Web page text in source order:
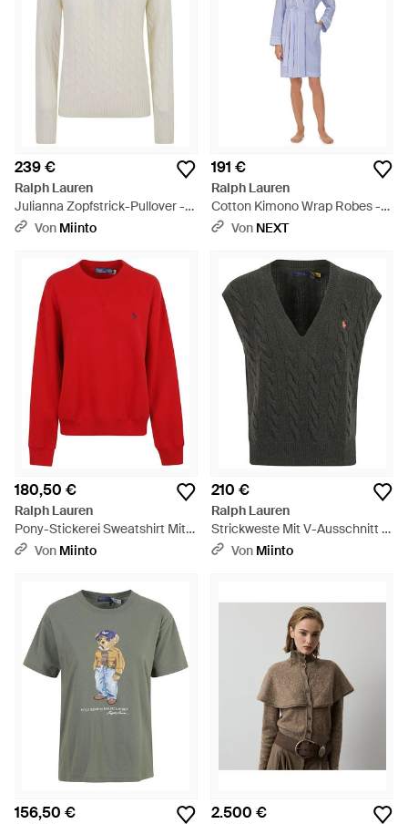
239 €
Ralph Lauren
Julianna Zopfstrick-Pullover -
WeißVon Miinto
191 €
Ralph Lauren
Cotton Kimono Wrap Robes -
BlauVon NEXT
180,50 €
Ralph Lauren
Pony-Stickerei Sweatshirt Mit
Rundhalsausschnitt - Rot
Von Miinto
210 €
Ralph Lauren
Strickweste Mit V-Ausschnitt -
GrünVon Miinto
156,50 € 2.500 €